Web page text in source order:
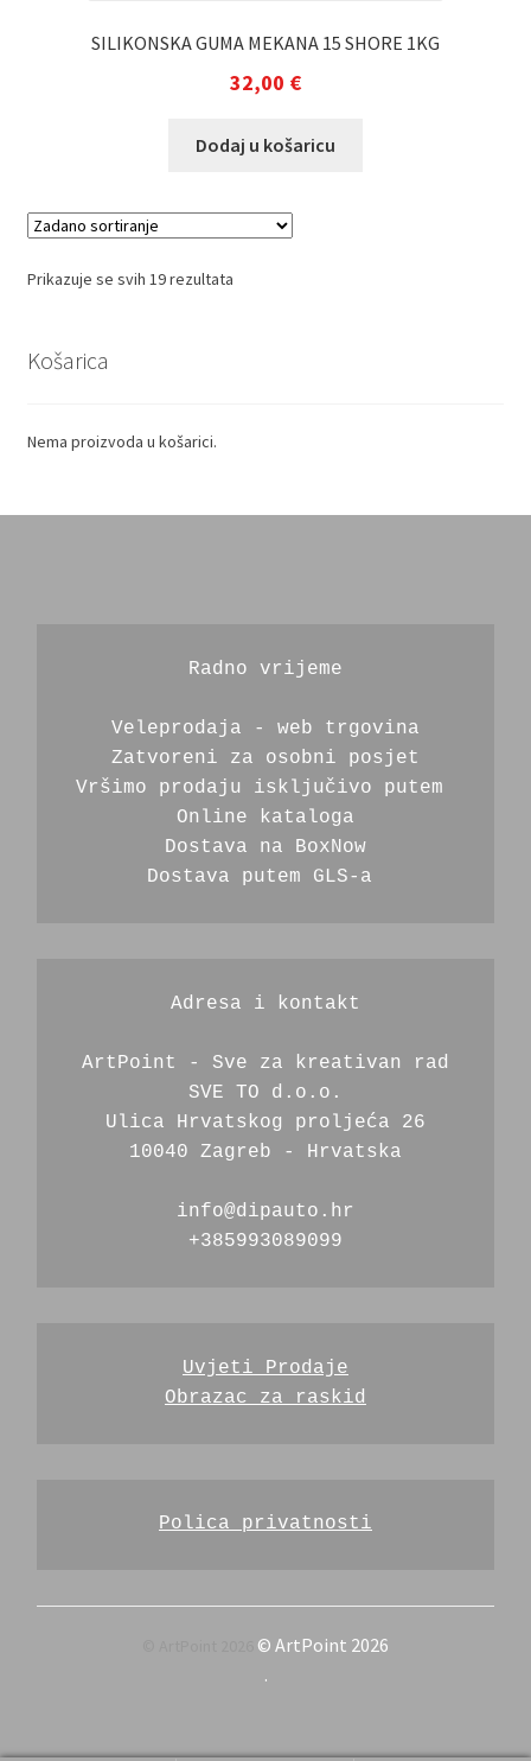
SILIKONSKA GUMA MEKANA 15 SHORE 1KG
32,00 €
Dodaj u košaricu
Prikazuje se svih 19 rezultata
Košarica
Nema proizvoda u košarici.
Radno vrijeme
Veleprodaja - web trgovina
Zatvoreni za osobni posjet
Vršimo prodaju isključivo putem
Online kataloga
Dostava na BoxNow
Dostava putem GLS-a
Adresa i kontakt
ArtPoint - Sve za kreativan rad
SVE TO d.o.o.
Ulica Hrvatskog proljeća 26
10040 Zagreb - Hrvatska
info@dipauto.hr
+385993089099
Uvjeti Prodaje
Obrazac za raskid
Polica privatnosti
© ArtPoint 2026
.